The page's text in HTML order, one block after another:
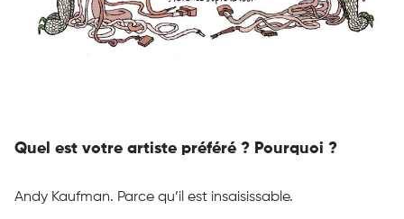
Quel est votre artiste préféré ? Pourquoi ?
Andy Kaufman. Parce qu’il est insaisissable.